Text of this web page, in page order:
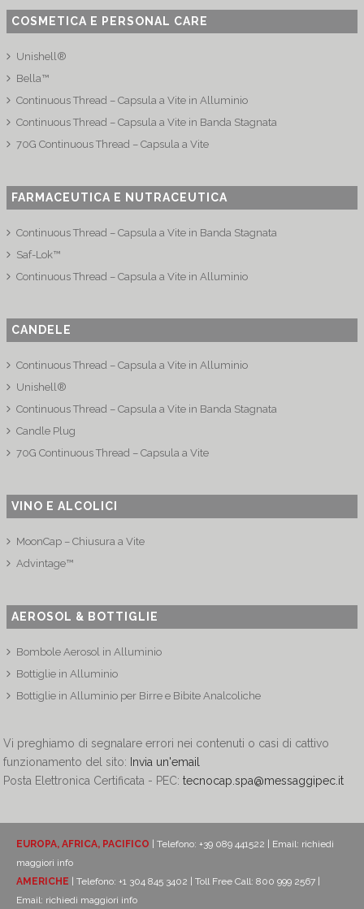
COSMETICA E PERSONAL CARE
Unishell®
Bella™
Continuous Thread – Capsula a Vite in Alluminio
Continuous Thread – Capsula a Vite in Banda Stagnata
70G Continuous Thread – Capsula a Vite
FARMACEUTICA E NUTRACEUTICA
Continuous Thread – Capsula a Vite in Banda Stagnata
Saf-Lok™
Continuous Thread – Capsula a Vite in Alluminio
CANDELE
Continuous Thread – Capsula a Vite in Alluminio
Unishell®
Continuous Thread – Capsula a Vite in Banda Stagnata
Candle Plug
70G Continuous Thread – Capsula a Vite
VINO E ALCOLICI
MoonCap – Chiusura a Vite
Advintage™
AEROSOL & BOTTIGLIE
Bombole Aerosol in Alluminio
Bottiglie in Alluminio
Bottiglie in Alluminio per Birre e Bibite Analcoliche
Vi preghiamo di segnalare errori nei contenuti o casi di cattivo
funzionamento del sito: Invia un'email
Posta Elettronica Certificata - PEC:tecnocap.spa@messaggipec.it
EUROPA, AFRICA, PACIFICO | Telefono: +39 089 441522 | Email: richiedi
maggiori info
AMERICHE | Telefono: +1 304 845 3402 | Toll Free Call: 800 999 2567 |
Email: richiedi maggiori info